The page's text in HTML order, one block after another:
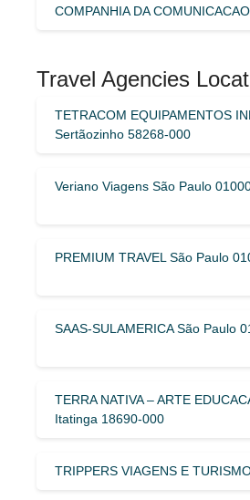
COMPANHIA DA
Travel Agencies
TETRACOM EQUIPAMENTOS
Sertãozinho 58268-000
Veriano Viagens São Paulo
PREMIUM TRAVEL São Paulo
SAAS-SULAMERICA São Paulo
TERRA NATIVA – ARTE
Itatinga 18690-000
TRIPPERS VIAGENS E